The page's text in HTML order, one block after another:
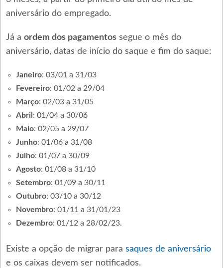
aniversário do empregado.
Já a ordem dos pagamentossegue o mês do
aniversário, datas de início do saque e fim do saque:
Janeiro: 03/01 a 31/03
Fevereiro: 01/02 a 29/04
Março: 02/03 a 31/05
Abril : 01/04 a 30/06
Maio: 02/05 a 29/07
Junho: 01/06 a 31/08
Julho: 01/07 a 30/09
Agosto: 01/08 a 31/10
Setembro: 01/09 a 30/11
Outubro: 03/10 a 30/12
Novembro: 01/11 a 31/01/23
Dezembro: 01/12 a 28/02/23.
Existe a opção de migrar para saques de aniversário
e os caixas devem ser notificados.